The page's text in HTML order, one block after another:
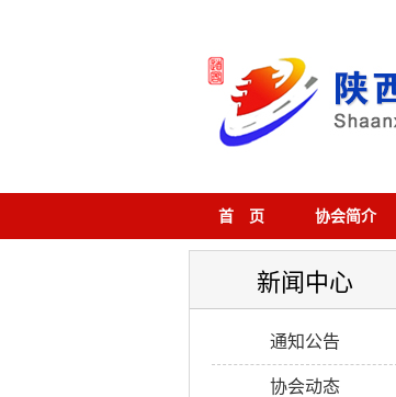
首 页 协会简介
新闻中心
通知公告
协会动态